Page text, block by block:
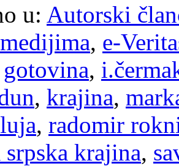
u: Autorski
, e-
gotovina,
, krajina,
, radomir
krajina,